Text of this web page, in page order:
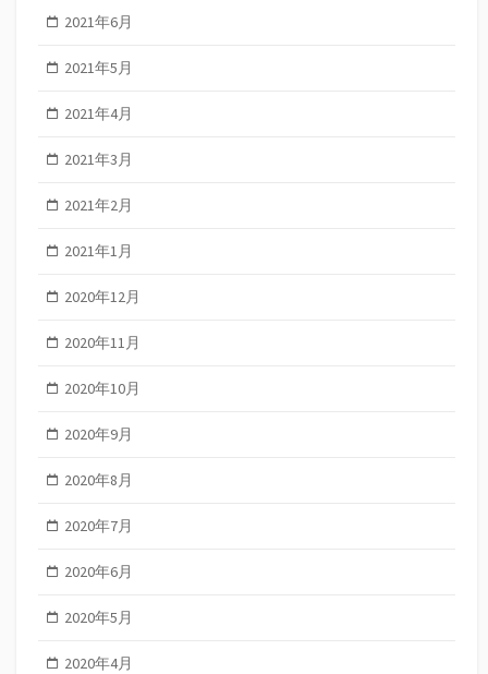
2021年6月
2021年5月
2021年4月
2021年3月
2021年2月
2021年1月
2020年12月
2020年11月
2020年10月
2020年9月
2020年8月
2020年7月
2020年6月
2020年5月
2020年4月